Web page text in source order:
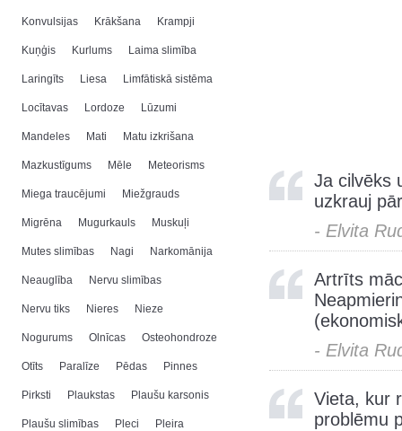
Konvulsijas Krākšana Krampji
Kuņģis Kurlums Laima slimība
Laringīts Liesa Limfātiskā sistēma
Locītavas Lordoze Lūzumi
Mandeles Mati Matu izkrišana
Mazkustīgums Mēle Meteorisms
Miega traucējumi Miežgrauds
Migrēna Mugurkauls Muskuļi
Mutes slimības Nagi Narkomānija
Neauglība Nervu slimības
Nervu tiks Nieres Nieze
Nogurums Olnīcas Osteohondroze
Otīts Paralīze Pēdas Pinnes
Pirksti Plaukstas Plaušu karsonis
Plaušu slimības Pleci Pleira
Ja cilvēks
uzkrauj
- Elvita
Artrīts
- Elvita
Vieta, kur
problēmu